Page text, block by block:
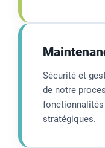
Sécurité et
de notre
fonctionnalités
stratégiques.